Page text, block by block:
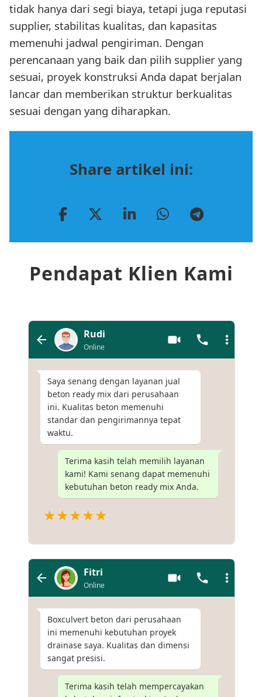
tidak hanya dari segi biaya, tetapi juga reputasi
supplier, stabilitas kualitas, dan kapasitas
memenuhi jadwal pengiriman. Dengan
perencanaan yang baik dan pilih supplier yang
sesuai, proyek konstruksi Anda dapat berjalan
lancar dan memberikan struktur berkualitas
sesuai dengan yang diharapkan.
Share artikel ini:
Pendapat Klien Kami
Rudi
Online
Saya senang dengan layanan jual
beton ready mix dari perusahaan
ini. Kualitas beton memenuhi
standar dan pengirimannya tepat
waktu.
Terima kasih telah memilih layanan
kami! Kami senang dapat memenuhi
kebutuhan beton ready mix Anda.
★★★★★
Fitri
Online
Boxculvert beton dari perusahaan
ini memenuhi kebutuhan proyek
drainase saya. Kualitas dan dimensi
sangat presisi.
Terima kasih telah mempercayakan